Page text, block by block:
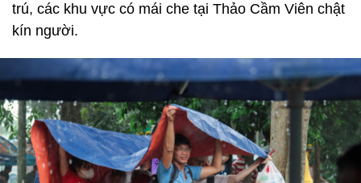
trú, các khu vực có mái che tại Thảo Cầm Viên chật
kín người.